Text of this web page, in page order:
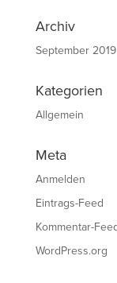
Archiv
September 2019
Kategorien
Allgemein
Meta
Anmelden
Eintrags-Feed
Kommentar-
WordPress.org